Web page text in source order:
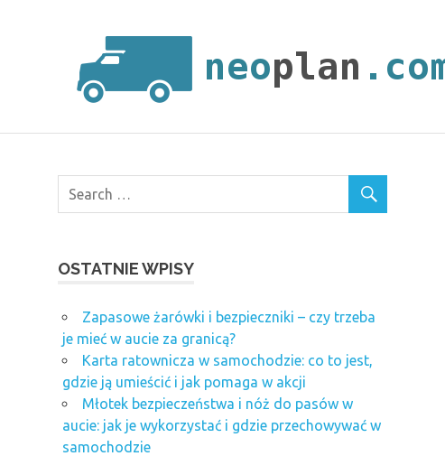
OSTATNIE WPISY
Zapasowe żarówki i bezpieczniki – czy trzeba
je mieć w aucie za granicą?
Karta ratownicza w samochodzie: co to jest,
gdzie ją umieścić i jak pomaga w akcji
Młotek bezpieczeństwa i nóż do pasów w
aucie: jak je wykorzystać i gdzie przechowywać w
samochodzie